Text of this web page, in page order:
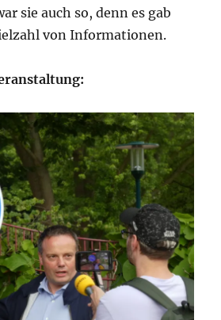
sie auch so, denn es gab
von Informationen.